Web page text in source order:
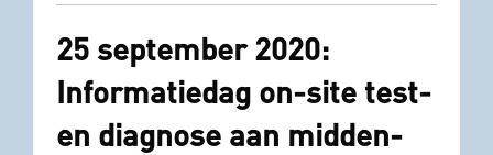
25 september 2020:
Informatiedag on-site test-
en diagnose aan midden-